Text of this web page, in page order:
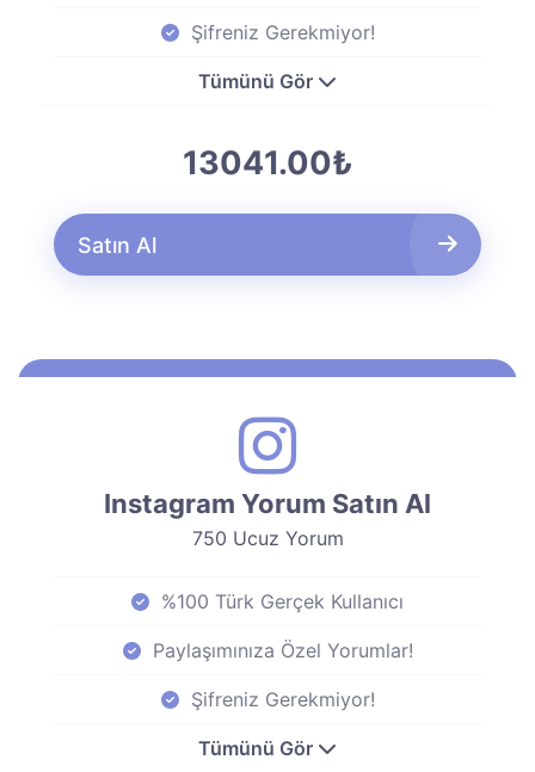
Şifreniz Gerekmiyor!
Tümünü Gör
13041.00₺
Satın Al
Instagram Yorum Satın Al
750 Ucuz Yorum
%100 Türk Gerçek Kullanıcı
Paylaşımınıza Özel Yorumlar!
Şifreniz Gerekmiyor!
Tümünü Gör